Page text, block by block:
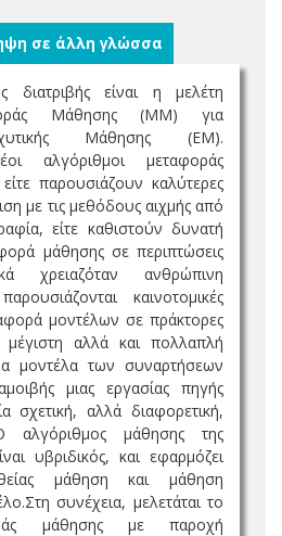
σε άλλη γλώσσα
διατριβής είναι η μελέτη
Μάθησης (ΜΜ) για
Μάθησης (ΕΜ).
αλγόριθμοι μεταφοράς
παρουσιάζουν καλύτερες
με τις μεθόδους αιχμής από
είτε καθιστούν δυνατή
μάθησης σε περιπτώσεις
χρειαζόταν ανθρώπινη
καινοτομικές
μοντέλων σε πράκτορες
αλλά και πολλαπλή
μοντέλα των συναρτήσεων
μιας εργασίας πηγής
σχετική, αλλά διαφορετική,
αλγόριθμος μάθησης της
υβριδικός, και εφαρμόζει
μάθηση και μάθηση
συνέχεια, μελετάται το
μάθησης με παροχή